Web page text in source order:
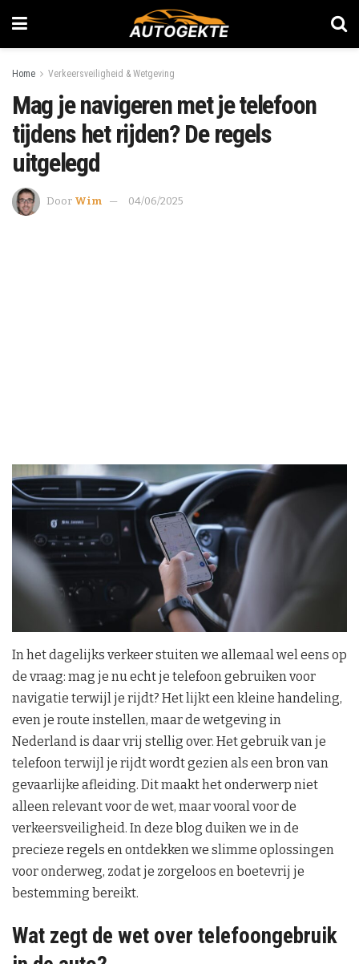
Home Verkeersveiligheid & Wetgeving
Mag je navigeren met je telefoon
tijdens het rijden? De regels
uitgelegd
Door Wim 04/06/2025
In het dagelijks verkeer stuiten we allemaal wel eens op
de vraag: mag je nu echt je telefoon gebruiken voor
navigatie terwijl je rijdt? Het lijkt een kleine handeling,
even je route instellen, maar de wetgeving in
Nederland is daar vrij stellig over. Het gebruik van je
telefoon terwijl je rijdt wordt gezien als een bron van
gevaarlijke afleiding. Dit maakt het onderwerp niet
alleen relevant voor de wet, maar vooral voor de
verkeersveiligheid. In deze blog duiken we in de
precieze regels en ontdekken we slimme oplossingen
voor onderweg, zodat je zorgeloos en boetevrij je
bestemming bereikt.
Wat zegt de wet over telefoongebruik